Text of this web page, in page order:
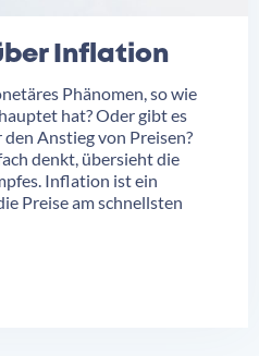
Inflation
Phänomen, so wie
hat? Oder gibt es
Anstieg von Preisen?
denkt, übersieht die
Inflation ist ein
Preise am schnellsten